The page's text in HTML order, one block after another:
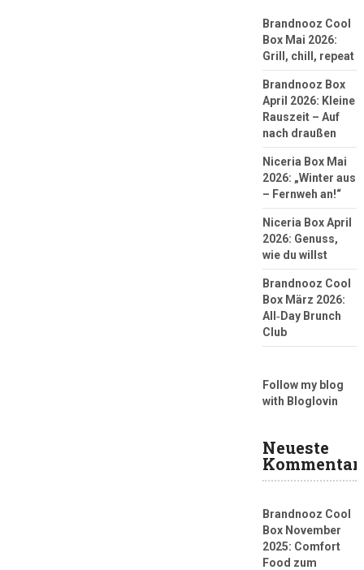
Brandnooz Cool
Box Mai 2026:
Grill, chill, repeat
Brandnooz Box
April 2026: Kleine
Rauszeit – Auf
nach draußen
Niceria Box Mai
2026: „Winter aus
– Fernweh an!“
Niceria Box April
2026: Genuss,
wie du willst
Brandnooz Cool
Box März 2026:
All‑Day Brunch
Club
Follow my blog
with Bloglovin
Neueste
Brandnooz Cool
Box November
2025: Comfort
Food zum